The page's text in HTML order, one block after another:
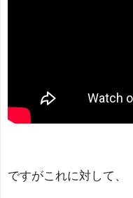
ですがこれに対して、